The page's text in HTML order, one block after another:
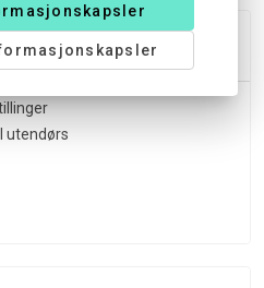
utendørs